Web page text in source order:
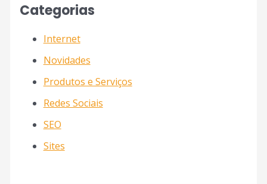
Categorias
Internet
Novidades
Produtos e Serviços
Redes Sociais
SEO
Sites